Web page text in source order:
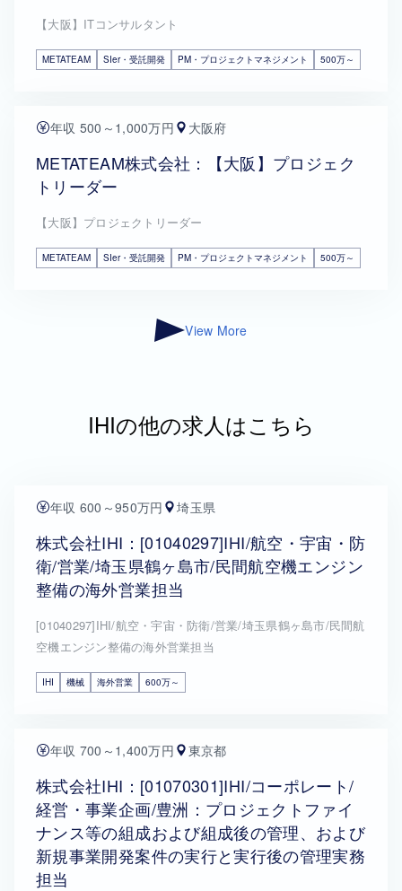
【大阪】ITコンサルタント
METATEAM SIer・受託開発 PM・プロジェクトマネジメント 500万～
年収 500～1,000万円 大阪府
METATEAM株式会社：【大阪】プロジェク
トリーダー
【大阪】プロジェクトリーダー
METATEAM SIer・受託開発 PM・プロジェクトマネジメント 500万～
View More
IHIの他の求人はこちら
年収 600～950万円 埼玉県
株式会社IHI：[01040297]IHI/航空・宇宙・防
衛/営業/埼玉県鶴ヶ島市/民間航空機エンジン
整備の海外営業担当
[01040297]IHI/航空・宇宙・防衛/営業/埼玉県鶴ヶ島市/民間航
空機エンジン整備の海外営業担当
IHI 機械 海外営業 600万～
年収 700～1,400万円 東京都
株式会社IHI：[01070301]IHI/コーポレート/
経営・事業企画/豊洲：プロジェクトファイ
ナンス等の組成および組成後の管理、および
新規事業開発案件の実行と実行後の管理実務
担当